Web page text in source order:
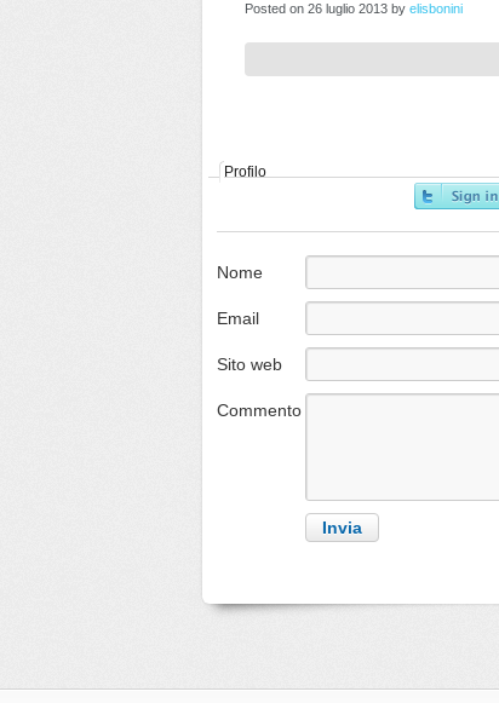
Posted on 26 luglio 2013 by elisbonini
Profilo
Nome
Email
Sito web
Commento